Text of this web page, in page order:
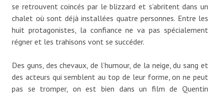
se retrouvent coincés par le blizzard et s’abritent dans un
chalet où sont déjà installées quatre personnes. Entre les
huit protagonistes, la confiance ne va pas spécialement
régner et les trahisons vont se succéder.
Des guns, des chevaux, de l’humour, de la neige, du sang et
des acteurs qui semblent au top de leur forme, on ne peut
pas se tromper, on est bien dans un film de Quentin